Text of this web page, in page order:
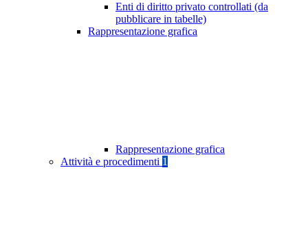
Enti di diritto privato controllati (da
pubblicare in tabelle)
Rappresentazione grafica
Rappresentazione grafica
Attività e procedimenti 1